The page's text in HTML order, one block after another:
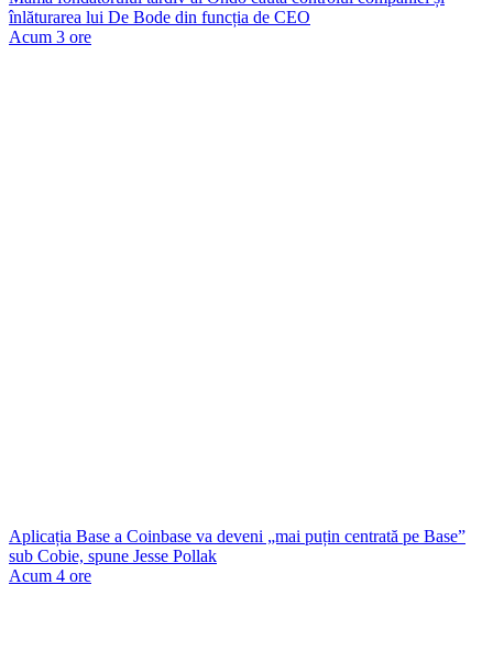
înlăturarea lui De Bode din funcția de CEO
Acum 3 ore
Aplicația Base a Coinbase va deveni „mai puțin centrată pe Base”
sub Cobie, spune Jesse Pollak
Acum 4 ore